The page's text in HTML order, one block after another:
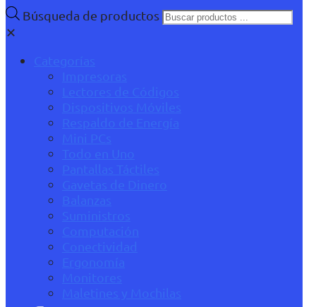
Búsqueda de productos
✕
Categorías
Impresoras
Lectores de Códigos
Dispositivos Móviles
Respaldo de Energía
Mini PCs
Todo en Uno
Pantallas Táctiles
Gavetas de Dinero
Balanzas
Suministros
Computación
Conectividad
Ergonomía
Monitores
Maletines y Mochilas